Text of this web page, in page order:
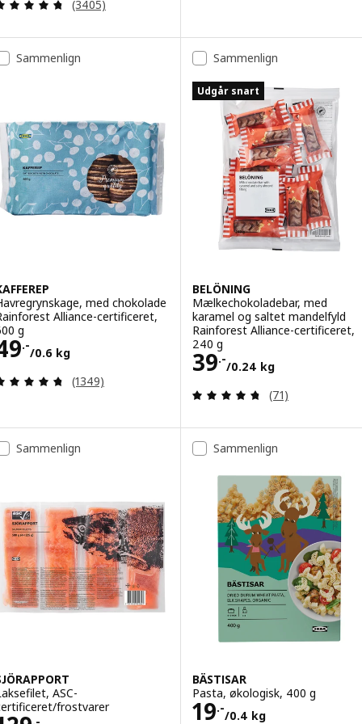
(3405)
Sammenlign
med chokolade
Alliance-certificeret,
g
.-
/0.6 kg
49.-/0.6 kg
Anmeld: 4.7 ud af 5 Stjerner. Anmeldelser i alt:
(1349)
Sammenlign
Udgår snart
BELÖNING
Mælkechokoladebar, med
karamel og saltet mandelfyld
Rainforest Alliance-certificeret,
240 g
39.-
/0.24 kg
Pris 39.-/0.24
Anmeld: 4.7 ud
(71)
Sammenlign
ASC-
frostvarer
Sammenlign
BÄSTISAR
Pasta, økologisk, 400 g
19.-
/0.4 kg
Pris 19.-/0.4 kg